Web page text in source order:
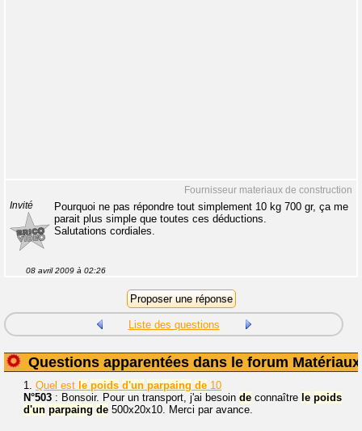
Fournisseur materiaux de construction
Invité
Pourquoi ne pas répondre tout simplement 10 kg 700 gr, ça me
parait plus simple que toutes ces déductions.
Salutations cordiales.
08 avril 2009 à 02:26
Liste des questions
Questions apparentées dans le forum Matériaux
1. Quel est le poids d'un parpaing de 10
N°503 : Bonsoir. Pour un transport, j'ai besoin de connaître le poids
d'un parpaing de 500x20x10. Merci par avance.